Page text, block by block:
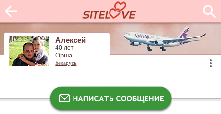
Алексей
40 лет
Орша
Беларусь